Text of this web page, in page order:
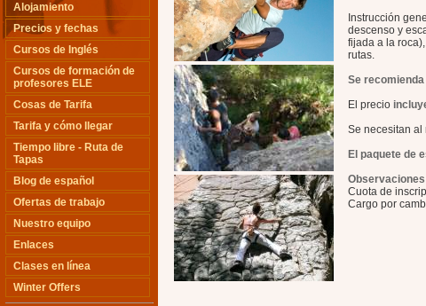
Instrucción
descenso y
fijada a la
rutas.
Se
El precio
Se necesitan al
El paquete de
Observaciones
Cuota de
Cargo por
Alojamiento
Precios y fechas
Cursos de Inglés
Cursos de formación de
profesores ELE
Cosas de Tarifa
Tarifa y cómo llegar
Tiempo libre - Ruta de
Tapas
Blog de español
Ofertas de trabajo
Nuestro equipo
Enlaces
Clases en línea
Winter Offers